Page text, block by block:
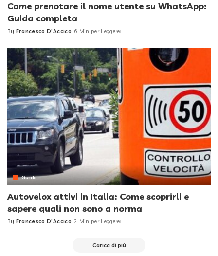
Come prenotare il nome utente su WhatsApp:
Guida completa
Posted
By Francesco D'Accico 6 Min per Leggere
Guide
Autovelox attivi in Italia: Come scoprirli e
sapere quali non sono a norma
Posted
By Francesco D'Accico 2 Min per Leggere
Carica di più